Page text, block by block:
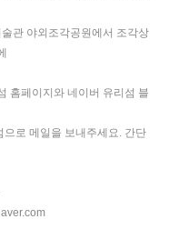
관 야외조각공원에서 조각상
홈페이지와 네이버 유리섬 블
으로 메일을 보내주세요. 간단